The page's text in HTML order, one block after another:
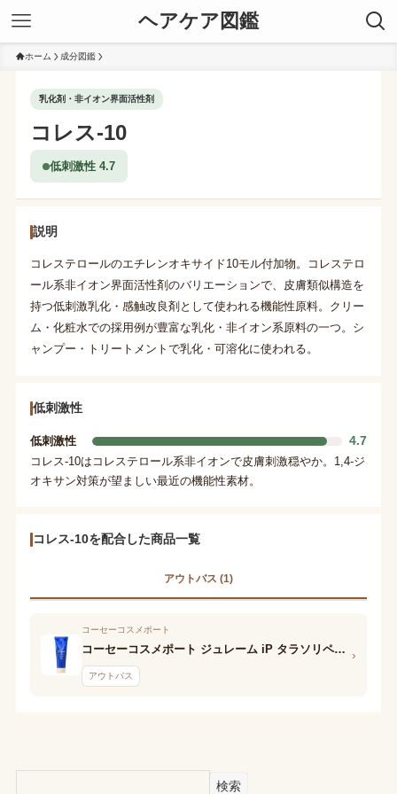
ヘアケア図鑑
ホーム 成分図鑑
乳化剤・非イオン界面活性剤
コレス-10
低刺激性 4.7
説明
コレステロールのエチレンオキサイド10モル付加物。コレステロ
ール系非イオン界面活性剤のバリエーションで、皮膚類似構造を
持つ低刺激乳化・感触改良剤として使われる機能性原料。クリー
ム・化粧水での採用例が豊富な乳化・非イオン系原料の一つ。シ
ャンプー・トリートメントで乳化・可溶化に使われる。
低刺激性
低刺激性 4.7
コレス-10はコレステロール系非イオンで皮膚刺激穏やか。1,4-ジ
オキサン対策が望ましい最近の機能性素材。
コレス-10を配合した商品一覧
アウトバス (1)
コーセーコスメポート
コーセーコスメポート ジュレーム iP タラソリペア キューティクルボンド ヘアオイル
アウトバス
›
検索